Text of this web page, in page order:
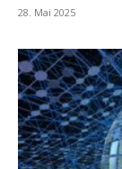
28. Mai 2025